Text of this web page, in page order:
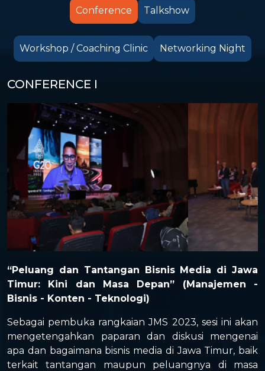
Conference Talkshow
Workshop / Coaching Clinic Networking Night
CONFERENCE I
“Peluang dan Tantangan Bisnis Media di Jawa
Timur: Kini dan Masa Depan” (Manajemen -
Bisnis - Konten - Teknologi)
Sebagai pembuka rangkaian JMS 2023, sesi ini akan
mengetengahkan paparan dan diskusi mengenai
apa dan bagaimana bisnis media di Jawa Timur, baik
terkait tantangan maupun peluangnya di masa